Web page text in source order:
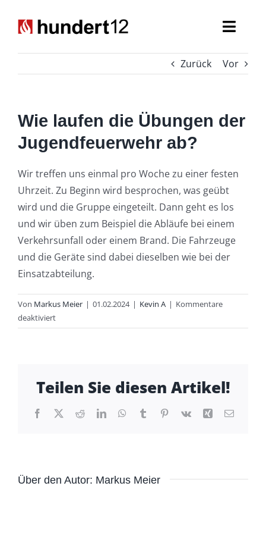
Inhalt
Spezialaufgaben
Seniorenabteilung
Nachwuchs
Zurück Vor
Wie laufen die Übungen der
Jugendfeuerwehr ab?
Wir treffen uns einmal pro Woche zu einer festen
Uhrzeit. Zu Beginn wird besprochen, was geübt
wird und die Gruppe eingeteilt. Dann geht es los
und wir üben zum Beispiel die Abläufe bei einem
Verkehrsunfall oder einem Brand. Die Fahrzeuge
und die Geräte sind dabei dieselben wie bei der
Einsatzabteilung.
Von Markus Meier | 01.02.2024 | Kevin A | Kommentare
deaktiviertfür
Wie
der
ab?
Teilen Sie diesen Artikel!
Facebook
X RedditLinkedInWhatsApp
TumblrPinterest
Vk Xing E-
Über den Autor: Markus Meier